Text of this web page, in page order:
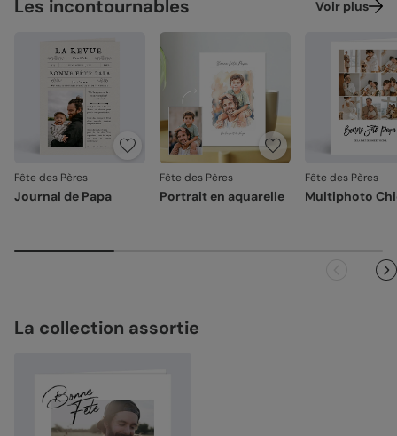
Les incontournables Voir plus
Fête des Pères
Journal de Papa
Fête des Pères
Portrait en aquarelle
Fête des Pères
Multiphoto
La collection assortie